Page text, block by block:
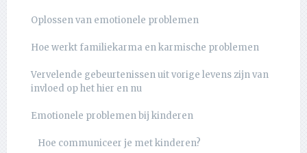
Oplossen van emotionele problemen
Hoe werkt familiekarma en karmische problemen
Vervelende gebeurtenissen uit vorige levens zijn van
invloed op het hier en nu
Emotionele problemen bij kinderen
Hoe communiceer je met kinderen?